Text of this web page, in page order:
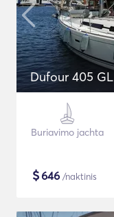
Dufour 405 GL
Buriavimo jachta
$646 /naktinis